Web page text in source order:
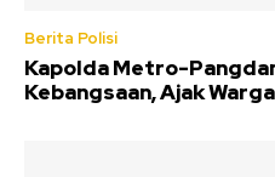
Berita Polisi
Kapolda Metro-
Kebangsaan, Ajak